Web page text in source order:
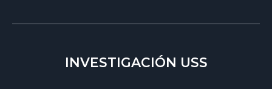
INVESTIGACIÓN USS